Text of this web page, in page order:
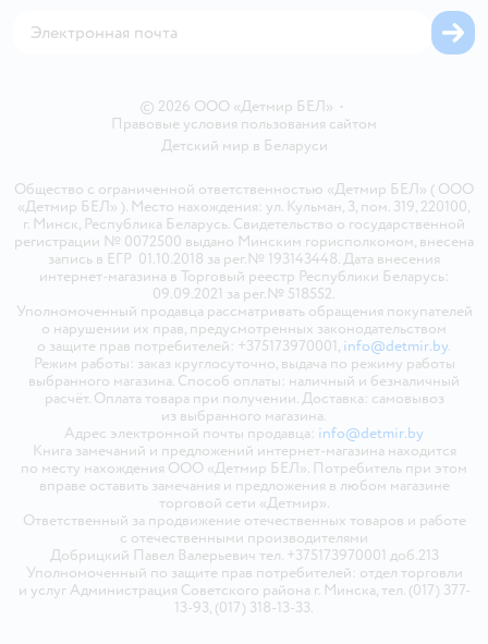
© 2026 ООО «Детмир БЕЛ» •
Правовые условия пользования сайтом
Детский мир в Беларуси
Общество с ограниченной ответственностью «Детмир БЕЛ» ( ООО
«Детмир БЕЛ» ). Место нахождения: ул. Кульман, 3, пом. 319, 220100,
г. Минск, Республика Беларусь. Свидетельство о государственной
регистрации № 0072500 выдано Минским горисполкомом, внесена
запись в ЕГР 01.10.2018 за рег.№ 193143448. Дата внесения
интернет-магазина в Торговый реестр Республики Беларусь:
09.09.2021 за рег.№ 518552.
Уполномоченный продавца рассматривать обращения покупателей
о нарушении их прав, предусмотренных законодательством
о защите прав потребителей: +375173970001, info@detmir.by.
Режим работы: заказ круглосуточно, выдача по режиму работы
выбранного магазина. Способ оплаты: наличный и безналичный
расчёт. Оплата товара при получении. Доставка: самовывоз
из выбранного магазина.
Адрес электронной почты продавца: info@detmir.by
Книга замечаний и предложений интернет-магазина находится
по месту нахождения ООО «Детмир БЕЛ». Потребитель при этом
вправе оставить замечания и предложения в любом магазине
торговой сети «Детмир».
Ответственный за продвижение отечественных товаров и работе
с отечественными производителями
Добрицкий Павел Валерьевич тел. +375173970001 доб.213
Уполномоченный по защите прав потребителей: отдел торговли
и услуг Администрация Советского района г. Минска, тел. (017) 377-
13-93, (017) 318-13-33.